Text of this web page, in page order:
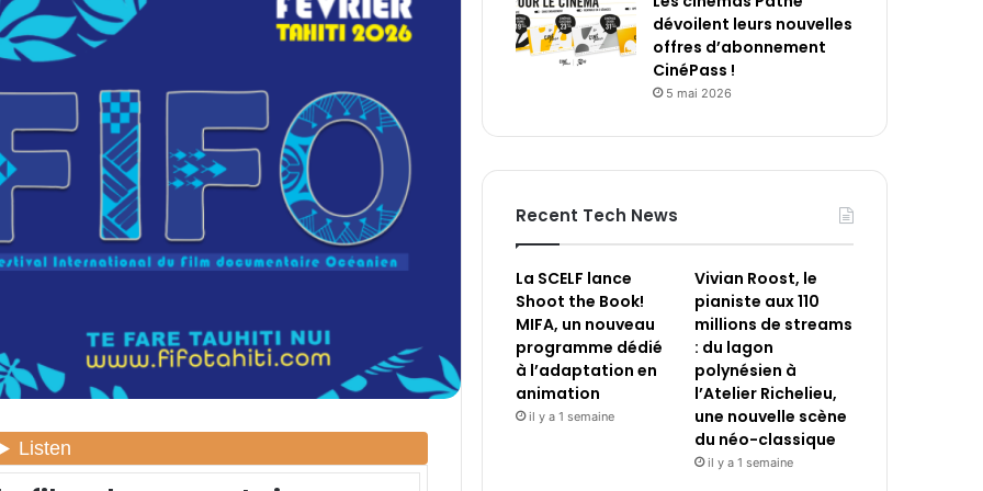
dévoilent leurs nouvelles
offres d’abonnement
CinéPass !
5 mai 2026
Recent Tech News
La SCELF lance
Shoot the Book!
MIFA, un nouveau
programme dédié
à l’adaptation en
animation
il y a 1 semaine
Vivian Roost, le
pianiste aux 110
millions de streams
: du lagon
polynésien à
l’Atelier Richelieu,
une nouvelle scène
du néo-classique
il y a 1 semaine